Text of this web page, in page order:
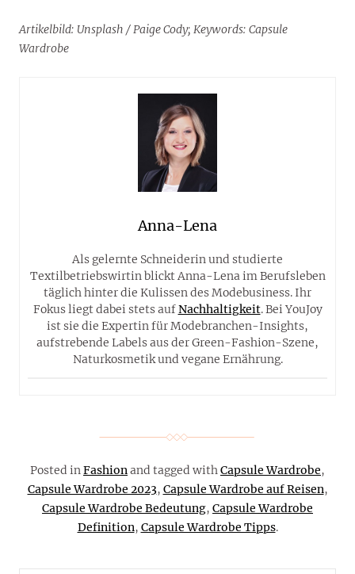
Artikelbild: Unsplash / Paige Cody; Keywords: Capsule
Wardrobe
Anna-Lena
Als gelernte Schneiderin und studierte
Textilbetriebswirtin blickt Anna-Lena im Berufsleben
täglich hinter die Kulissen des Modebusiness. Ihr
Fokus liegt dabei stets aufNachhaltigkeit. Bei YouJoy
ist sie die Expertin für Modebranchen-Insights,
aufstrebende Labels aus der Green-Fashion-Szene,
Naturkosmetik und vegane Ernährung.
Posted inFashionand tagged withCapsule Wardrobe,
Capsule Wardrobe 2023, Capsule Wardrobe auf Reisen,
Capsule Wardrobe Bedeutung, Capsule Wardrobe
Definition, Capsule Wardrobe Tipps.